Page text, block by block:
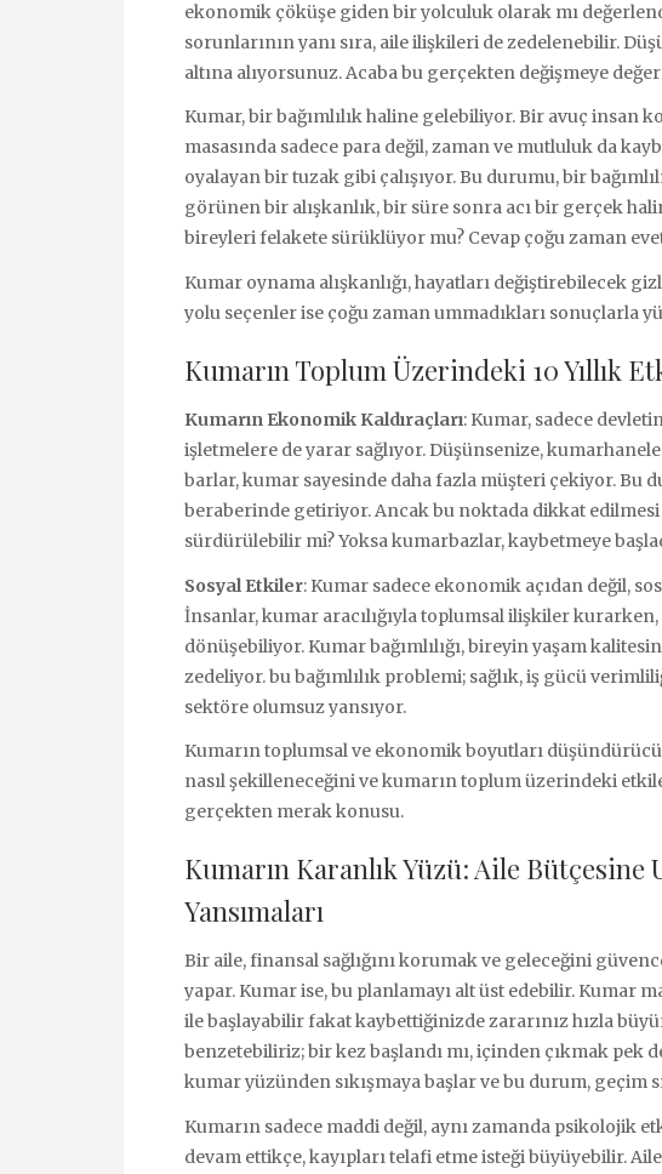
ekonomik çöküşe giden bir yolculuk olarak mı
sorunlarının yanı sıra, aile ilişkileri de zedelenebilir.
altına alıyorsunuz. Acaba bu gerçekten değişmeye
Kumar, bir bağımlılık haline gelebiliyor. Bir avuç insan
masasında sadece para değil, zaman ve mutluluk da
oyalayan bir tuzak gibi çalışıyor. Bu durumu, bir
görünen bir alışkanlık, bir süre sonra acı bir gerçek
bireyleri felakete sürüklüyor mu? Cevap çoğu zaman
Kumar oynama alışkanlığı, hayatları değiştirebilecek
yolu seçenler ise çoğu zaman ummadıkları sonuçlarla
Kumarın Toplum Üzerindeki 10 Yıllık
Kumarın Ekonomik Kaldıraçları: Kumar, sadece
işletmelere de yarar sağlıyor. Düşünsenize,
barlar, kumar sayesinde daha fazla müşteri çekiyor. Bu
beraberinde getiriyor. Ancak bu noktada dikkat
sürdürülebilir mi? Yoksa kumarbazlar, kaybetmeye
Sosyal Etkiler: Kumar sadece ekonomik açıdan değil,
İnsanlar, kumar aracılığıyla toplumsal ilişkiler kurarken,
dönüşebiliyor. Kumar bağımlılığı, bireyin yaşam
zedeliyor. bu bağımlılık problemi; sağlık, iş gücü
sektöre olumsuz yansıyor.
Kumarın toplumsal ve ekonomik boyutları
nasıl şekilleneceğini ve kumarın toplum üzerindeki
gerçekten merak konusu.
Kumarın Karanlık Yüzü: Aile Bütçesine
Yansımaları
Bir aile, finansal sağlığını korumak ve geleceğini
yapar. Kumar ise, bu planlamayı alt üst edebilir. Kumar
ile başlayabilir fakat kaybettiğinizde zararınız hızla
benzetebiliriz; bir kez başlandı mı, içinden çıkmak pek
kumar yüzünden sıkışmaya başlar ve bu durum, geçim
Kumarın sadece maddi değil, aynı zamanda psikolojik
devam ettikçe, kayıpları telafi etme isteği büyüyebilir.